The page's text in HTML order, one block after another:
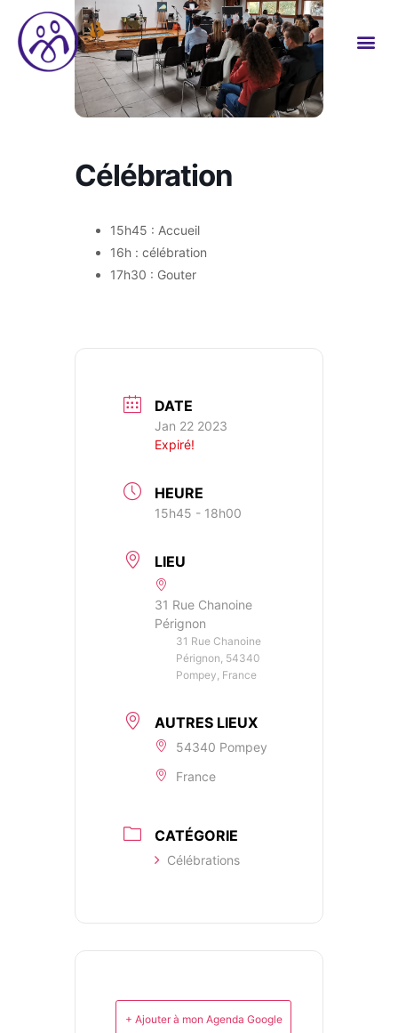
Célébration
15h45 : Accueil
16h : célébration
17h30 : Gouter
DATE
Jan 22 2023
Expiré!
HEURE
15h45 - 18h00
LIEU
31 Rue Chanoine
Pérignon
31 Rue Chanoine
Pérignon, 54340
Pompey, France
AUTRES LIEUX
54340 Pompey
France
CATÉGORIE
Célébrations
+ Ajouter à mon Agenda Google